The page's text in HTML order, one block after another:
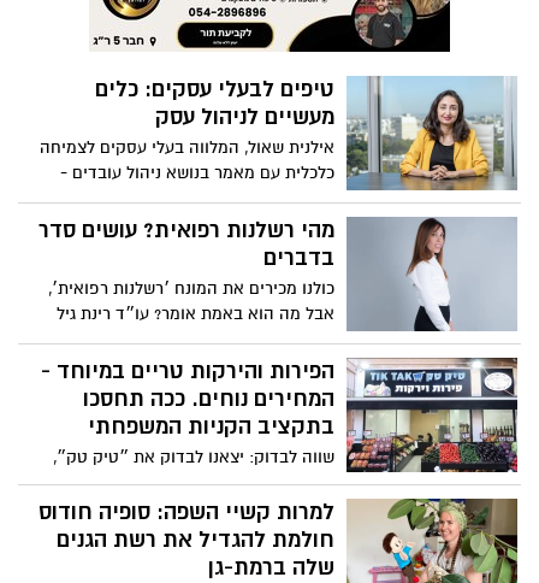
טיפים לבעלי עסקים: כלים
מעשיים לניהול עסק
אילנית שאול, המלווה בעלי עסקים לצמיחה
כלכלית עם מאמר בנושא ניהול עובדים -
המפתח להצלחת העסק. מאמר שני בסדרה
מהי רשלנות רפואית? עושים סדר
בדברים
כולנו מכירים את המונח ׳רשלנות רפואית׳,
אבל מה הוא באמת אומר? עו״ד רינת גיל
עושה סדר בדברים
הפירות והירקות טריים במיוחד -
המחירים נוחים. ככה תחסכו
בתקציב הקניות המשפחתי
שווה לבדוק: יצאנו לבדוק את ״טיק טק״,
חנות הירקות והפירות החדשה בשד׳ ירושלים
למרות קשיי השפה: סופיה חודוס
חולמת להגדיל את רשת הגנים
שלה ברמת-גן